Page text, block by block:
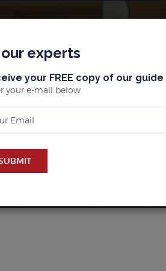
MALLORCA
PROPERTY
experts
your FREE copy of our
your e-mail below